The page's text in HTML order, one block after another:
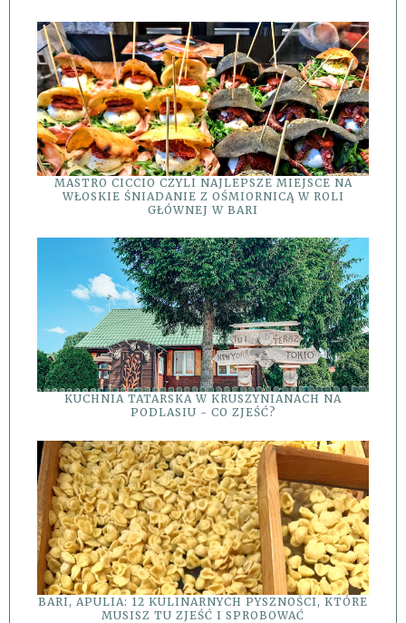
MASTRO CICCIO CZYLI NAJLEPSZE MIEJSCE NA
WŁOSKIE ŚNIADANIE Z OŚMIORNICĄ W ROLI
GŁÓWNEJ W BARI
KUCHNIA TATARSKA W KRUSZYNIANACH NA
PODLASIU - CO ZJEŚĆ?
BARI, APULIA: 12 KULINARNYCH PYSZNOŚCI, KTÓRE
MUSISZ TU ZJEŚĆ I SPROBOWAĆ